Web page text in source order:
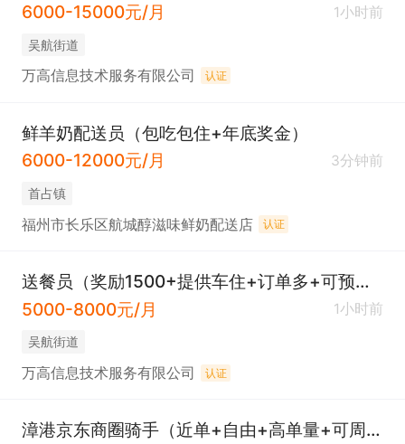
6000-15000元/月
1小时前
吴航街道
万高信息技术服务有限公司 认证
鲜羊奶配送员（包吃包住+年底奖金）
6000-12000元/月
3分钟前
​首占镇
福州市长乐区航城醇滋味鲜奶配送店 认证
送餐员（奖励1500+提供车住+订单多+可预支）
5000-8000元/月
1小时前
吴航街道
万高信息技术服务有限公司 认证
漳港京东商圈骑手（近单+自由+高单量+可周结）